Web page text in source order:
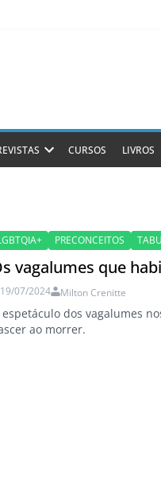
CURSOS LIVROS
PRECONCEITOS
vagalumes que
19/07/2024 Milton Crenitte
espetáculo dos vagalumes
ao morrer.